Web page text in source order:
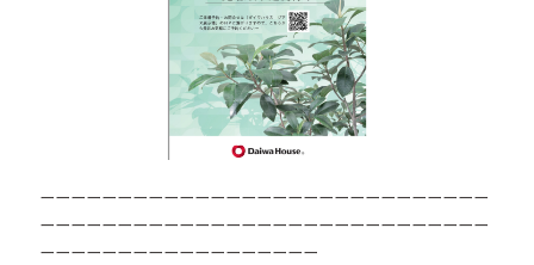
ーーーーーーーーーーーーーーーーーーーーーーーーーーーーー
ーーーーーーーーーーーーーーーーーーーーーーーーーーーーー
ーーーーーーーーーーーーーーーーーー